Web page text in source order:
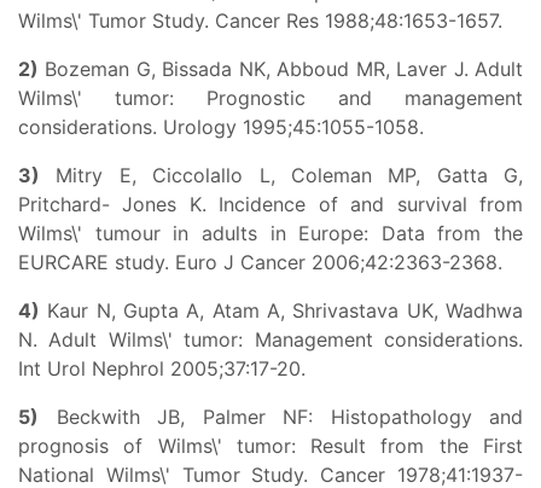
Wilms\' Tumor Study. Cancer Res 1988;48:1653-1657.
2) Bozeman G, Bissada NK, Abboud MR, Laver J. Adult
Wilms\' tumor: Prognostic and management
considerations. Urology 1995;45:1055-1058.
3) Mitry E, Ciccolallo L, Coleman MP, Gatta G,
Pritchard- Jones K. Incidence of and survival from
Wilms\' tumour in adults in Europe: Data from the
EURCARE study. Euro J Cancer 2006;42:2363-2368.
4) Kaur N, Gupta A, Atam A, Shrivastava UK, Wadhwa
N. Adult Wilms\' tumor: Management considerations.
Int Urol Nephrol 2005;37:17-20.
5) Beckwith JB, Palmer NF: Histopathology and
prognosis of Wilms\' tumor: Result from the First
National Wilms\' Tumor Study. Cancer 1978;41:1937-